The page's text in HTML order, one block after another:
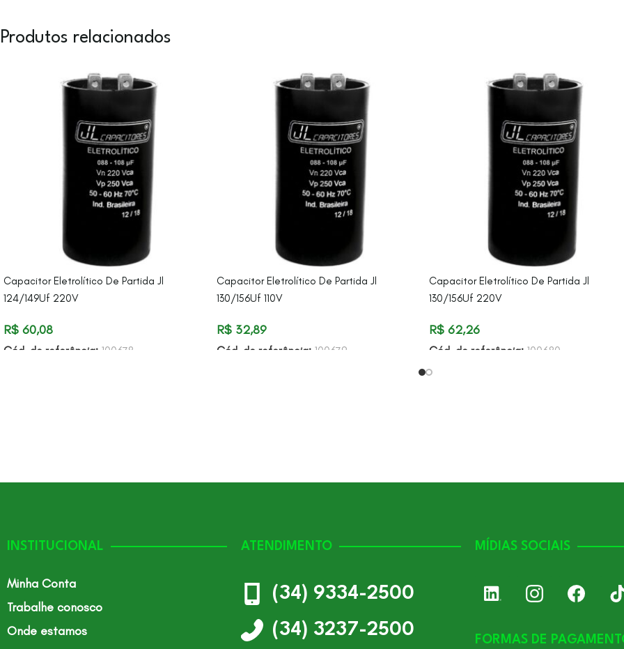
Produtos relacionados
Capacitor Eletrolítico De Partida Jl
124/149Uf 220V
R$ 60,08
Cód. de referência: 100678
Capacitor Eletrolítico De Partida Jl
130/156Uf 110V
R$32,89
Cód. de referência: 100679
Capacitor Eletrolítico De Partida Jl
130/156Uf 220V
R$ 62,26
Cód. de referência: 100680
INSTITUCIONAL
Minha Conta
Trabalhe conosco
Onde estamos
ATENDIMENTO
(34) 9334-2500
(34) 3237-2500
MÍDIAS SOCIAIS
FORMAS DE